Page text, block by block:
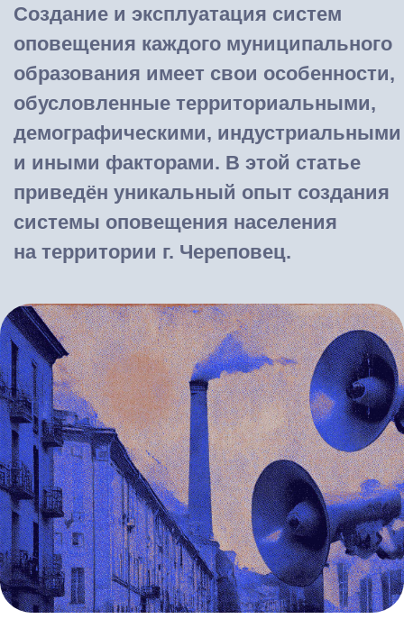
на территории г. Череповец.